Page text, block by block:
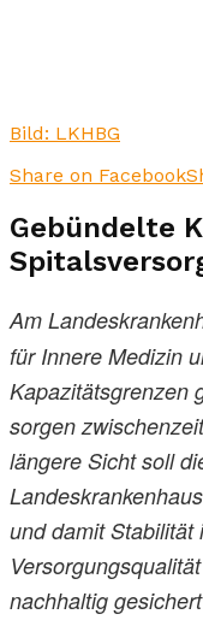
Bild: LKHBG
Share on Facebook
Gebündelte
Am
für Innere Medizin
Kapazitätsgrenzen
sorgen
längere Sicht soll
und damit Stabilität
nachhaltig